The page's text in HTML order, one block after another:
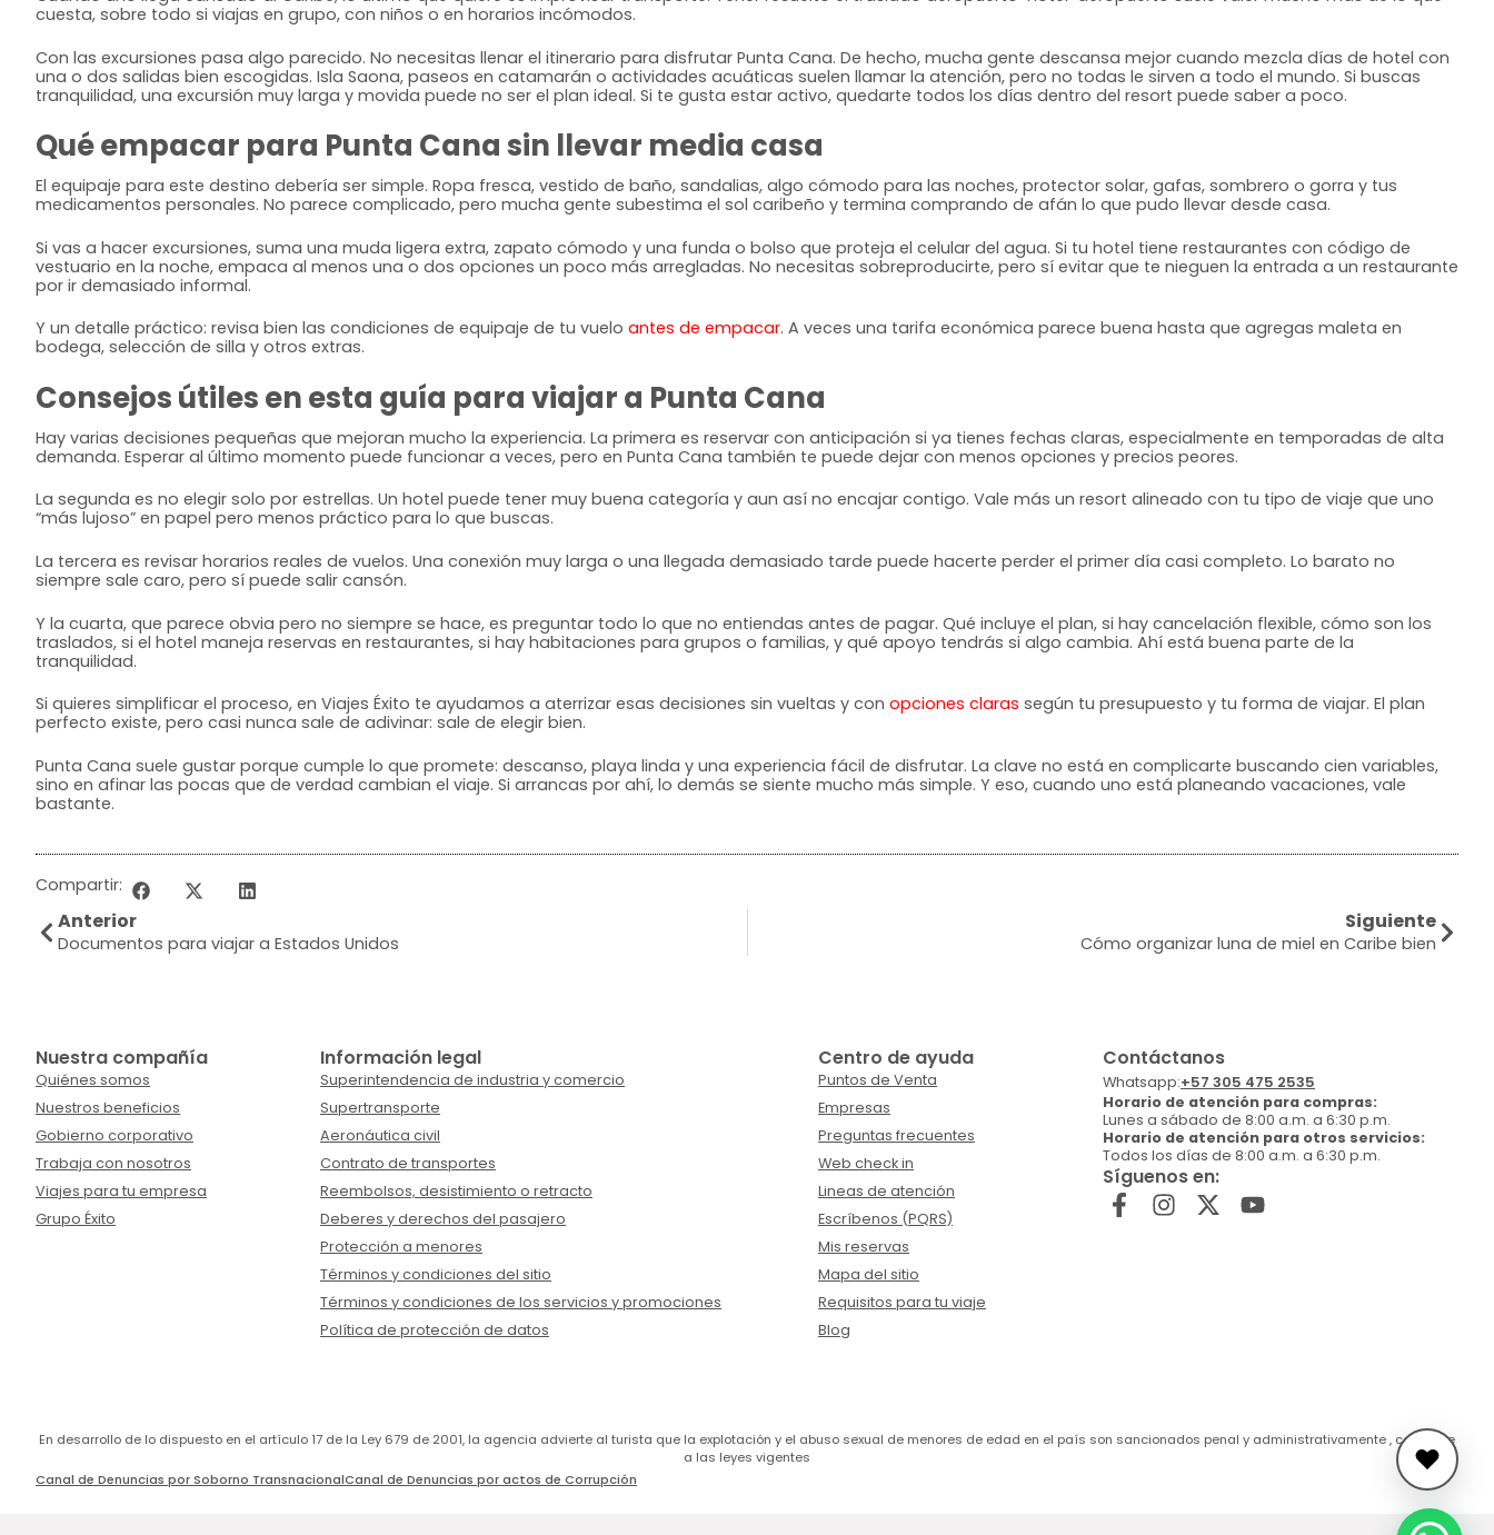
cuesta, sobre todo si viajas en grupo, con niños o en horarios incómodos.
Con las excursiones pasa algo parecido. No necesitas llenar el itinerario para disfrutar Punta Cana. De hecho, mucha gente descansa mejor cuando mezcla días de hotel con
una o dos salidas bien escogidas. Isla Saona, paseos en catamarán o actividades acuáticas suelen llamar la atención, pero no todas le sirven a todo el mundo. Si buscas
tranquilidad, una excursión muy larga y movida puede no ser el plan ideal. Si te gusta estar activo, quedarte todos los días dentro del resort puede saber a poco.
Qué empacar para Punta Cana sin llevar media casa
El equipaje para este destino debería ser simple. Ropa fresca, vestido de baño, sandalias, algo cómodo para las noches, protector solar, gafas, sombrero o gorra y tus
medicamentos personales. No parece complicado, pero mucha gente subestima el sol caribeño y termina comprando de afán lo que pudo llevar desde casa.
Si vas a hacer excursiones, suma una muda ligera extra, zapato cómodo y una funda o bolso que proteja el celular del agua. Si tu hotel tiene restaurantes con código de
vestuario en la noche, empaca al menos una o dos opciones un poco más arregladas. No necesitas sobreproducirte, pero sí evitar que te nieguen la entrada a un restaurante
por ir demasiado informal.
Y un detalle práctico: revisa bien las condiciones de equipaje de tu vuelo antes de empacar. A veces una tarifa económica parece buena hasta que agregas maleta en
bodega, selección de silla y otros extras.
Consejos útiles en esta guía para viajar a Punta Cana
Hay varias decisiones pequeñas que mejoran mucho la experiencia. La primera es reservar con anticipación si ya tienes fechas claras, especialmente en temporadas de alta
demanda. Esperar al último momento puede funcionar a veces, pero en Punta Cana también te puede dejar con menos opciones y precios peores.
La segunda es no elegir solo por estrellas. Un hotel puede tener muy buena categoría y aun así no encajar contigo. Vale más un resort alineado con tu tipo de viaje que uno
“más lujoso” en papel pero menos práctico para lo que buscas.
La tercera es revisar horarios reales de vuelos. Una conexión muy larga o una llegada demasiado tarde puede hacerte perder el primer día casi completo. Lo barato no
siempre sale caro, pero sí puede salir cansón.
Y la cuarta, que parece obvia pero no siempre se hace, es preguntar todo lo que no entiendas antes de pagar. Qué incluye el plan, si hay cancelación flexible, cómo son los
traslados, si el hotel maneja reservas en restaurantes, si hay habitaciones para grupos o familias, y qué apoyo tendrás si algo cambia. Ahí está buena parte de la
tranquilidad.
Si quieres simplificar el proceso, en Viajes Éxito te ayudamos a aterrizar esas decisiones sin vueltas y con opciones claras según tu presupuesto y tu forma de viajar. El plan
perfecto existe, pero casi nunca sale de adivinar: sale de elegir bien.
Punta Cana suele gustar porque cumple lo que promete: descanso, playa linda y una experiencia fácil de disfrutar. La clave no está en complicarte buscando cien variables,
sino en afinar las pocas que de verdad cambian el viaje. Si arrancas por ahí, lo demás se siente mucho más simple. Y eso, cuando uno está planeando vacaciones, vale
bastante.
Compartir:
Anterior
Documentos para viajar a Estados Unidos
Siguiente
Cómo organizar luna de miel en Caribe bien
Nuestra compañía
Quiénes somos
Nuestros beneficios
Gobierno corporativo
Trabaja con nosotros
Viajes para tu empresa
Grupo Éxito
Información legal
Superintendencia de industria y comercio
Supertransporte
Aeronáutica civil
Contrato de transportes
Reembolsos, desistimiento o retracto
Deberes y derechos del pasajero
Protección a menores
Términos y condiciones del sitio
Términos y condiciones de los servicios y promociones
Política de protección de datos
Centro de ayuda
Puntos de Venta
Empresas
Preguntas frecuentes
Web check in
Lineas de atención
Escríbenos (PQRS)
Mis reservas
Mapa del sitio
Requisitos para tu viaje
Blog
Contáctanos
Whatsapp:+57 305 475 2535
Horario de atención para compras:
Lunes a sábado de 8:00 a.m. a 6:30 p.m.
Horario de atención para otros servicios:
Todos los días de 8:00 a.m. a 6:30 p.m.
Síguenos en:
En desarrollo de lo dispuesto en el artículo 17 de la Ley 679 de 2001, la agencia advierte al turista que la explotación y el abuso sexual de menores de edad en el país son sancionados penal y administrativamente , conforme
a las leyes vigentes
Canal de Denuncias por Soborno TransnacionalCanal de Denuncias por actos de Corrupción